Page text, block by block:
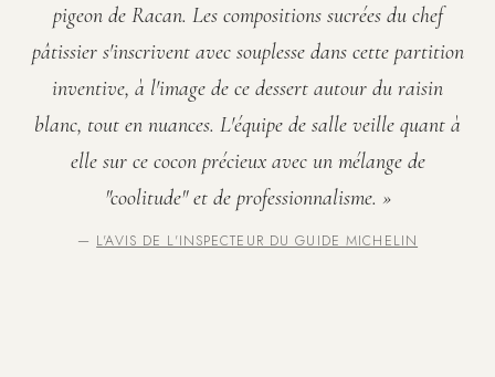
pigeon de Racan. Les compositions sucrées du chef
pâtissier s'inscrivent avec souplesse dans cette partition
inventive, à l'image de ce dessert autour du raisin
blanc, tout en nuances. L'équipe de salle veille quant à
elle sur ce cocon précieux avec un mélange de
"coolitude" et de professionnalisme. »
— L'AVIS DE L'INSPECTEUR DU GUIDE MICHELIN